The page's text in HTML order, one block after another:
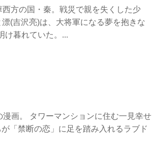
方の国・秦。戦災で親を失くした少
(吉沢亮)は、大将軍になる夢を抱きな
け暮れていた。...
画。 タワーマンションに住む一見幸せ
「禁断の恋」に足を踏み入れるラブド